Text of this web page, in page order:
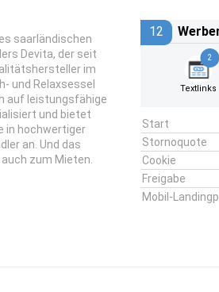
saarländischen
Devita, der seit
im
und Relaxsessel
auf leistungsfähige
und bietet
in hochwertiger
an. Und das
zum Mieten.
12
2
Textlinks
Start
Stornoquote
Cookie
Freigabe
Mobil-